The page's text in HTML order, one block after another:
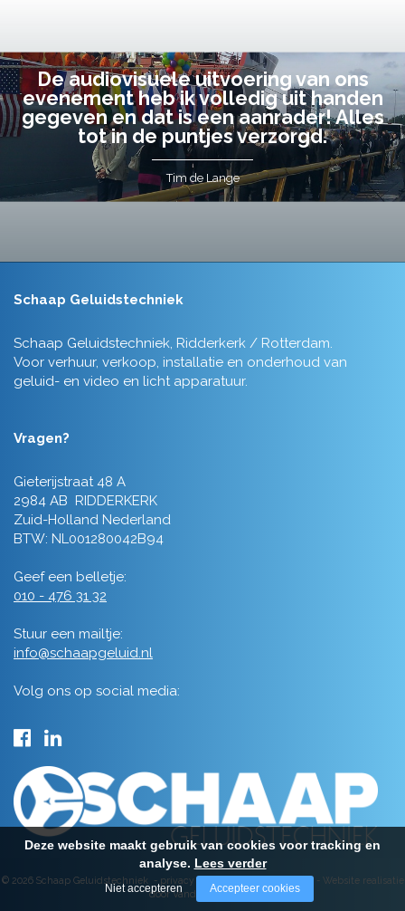
De audiovisuele uitvoering van ons
evenement heb ik volledig uit handen
gegeven en dat is een aanrader! Alles
tot in de puntjes verzorgd.
Tim de Lange
Schaap Geluidstechniek
Schaap Geluidstechniek, Ridderkerk / Rotterdam.
Voor verhuur, verkoop, installatie en onderhoud van
geluid- en video en licht apparatuur.
Vragen?
Gieterijstraat 48 A
2984 AB RIDDERKERK
Zuid-Holland Nederland
BTW: NL001280042B94
Geef een belletje:
010 - 476 31 32
Stuur een mailtje:
info@schaapgeluid.nl
Volg ons op social media:
© 2026 Schaap Geluidstechniek - privacy - algemene voorwaarden- Website realisatie
door Vanderperk Groep
Deze website maakt gebruik van cookies voor tracking en
analyse. Lees verder
Niet accepteren Accepteer cookies